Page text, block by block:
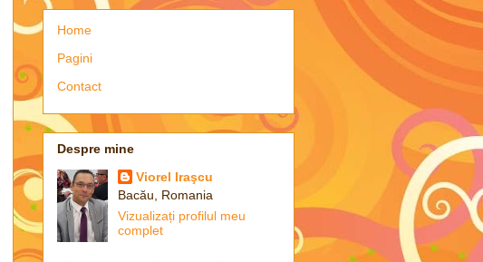
Home
Pagini
Contact
Despre mine
Viorel Iraşcu
Bacău, Romania
Vizualizați profilul meu
complet